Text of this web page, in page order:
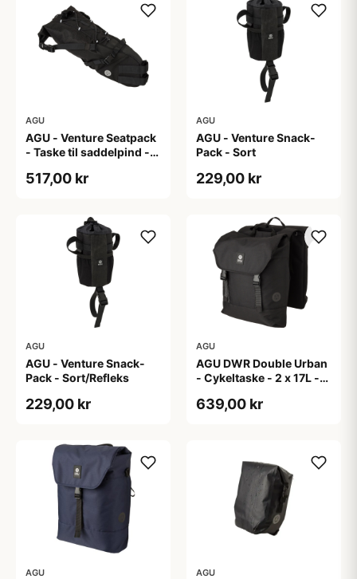
AGU
AGU - Venture Seatpack
- Taske til saddelpind -
517,00 kr
AGU
AGU - Venture Snack-
Pack - Sort
229,00 kr
AGU
AGU - Venture Snack-
Pack - Sort/Refleks
229,00 kr
AGU
AGU DWR Double Urban
- Cykeltaske - 2 x 17L -
639,00 kr
AGU AGU